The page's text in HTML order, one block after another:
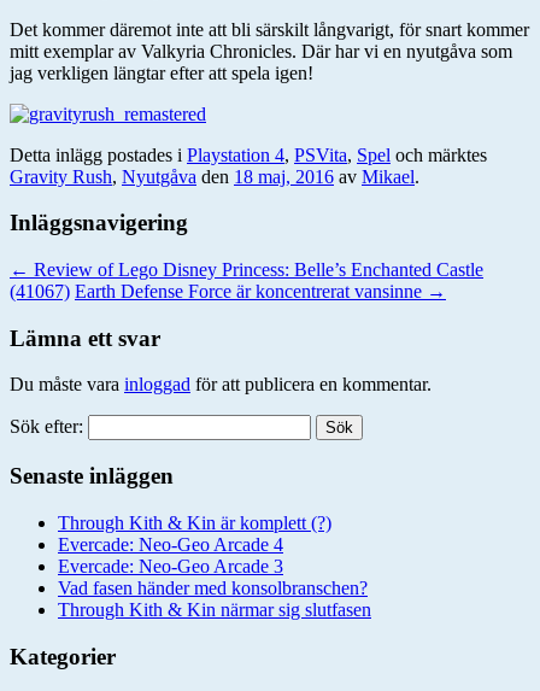
Det kommer däremot inte att bli särskilt långvarigt, för snart kommer
mitt exemplar av Valkyria Chronicles. Där har vi en nyutgåva som
jag verkligen längtar efter att spela igen!
Detta inlägg postades i Playstation 4, PSVita, Spel och märktes
Gravity Rush, Nyutgåva den 18 maj, 2016 av Mikael.
Inläggsnavigering
← Review of Lego Disney Princess: Belle’s Enchanted Castle
(41067) Earth Defense Force är koncentrerat vansinne →
Lämna ett svar
Du måste vara inloggad för att publicera en kommentar.
Sök efter:
Senaste inläggen
Through Kith & Kin är komplett (?)
Evercade: Neo-Geo Arcade 4
Evercade: Neo-Geo Arcade 3
Vad fasen händer med konsolbranschen?
Through Kith & Kin närmar sig slutfasen
Kategorier